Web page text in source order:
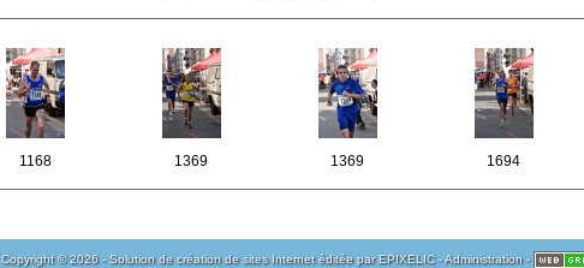
1168 1369 1369 1694
Copyright © 2026 - Solution de création de sites Internet éditée parEPIXELIC-Administration-